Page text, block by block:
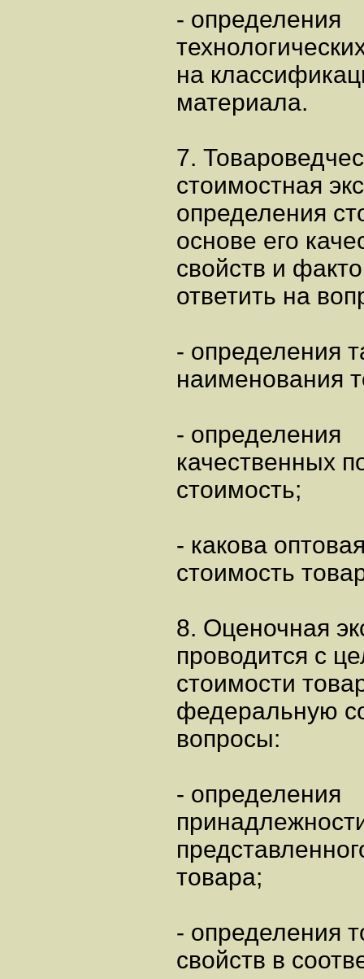
- определения
на
материала.
7.
стоимостная
определения
основе его
свойств и
ответить на
- определения
наименования
- определения
качественных
стоимость;
- какова
стоимость
8. Оценочная
проводится с
стоимости
федеральную
вопросы:
- определения
товара;
- определения
свойств в